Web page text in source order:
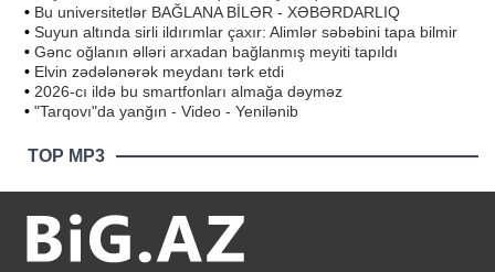
• Bu universitetlər BAĞLANA BİLƏR - XƏBƏRDARLIQ
• Suyun altında sirli ildırımlar çaxır: Alimlər səbəbini tapa bilmir
• Gənc oğlanın əlləri arxadan bağlanmış meyiti tapıldı
• Elvin zədələnərək meydanı tərk etdi
• 2026-cı ildə bu smartfonları almağa dəyməz
• "Tarqovı"da yanğın - Video - Yenilənib
TOP MP3